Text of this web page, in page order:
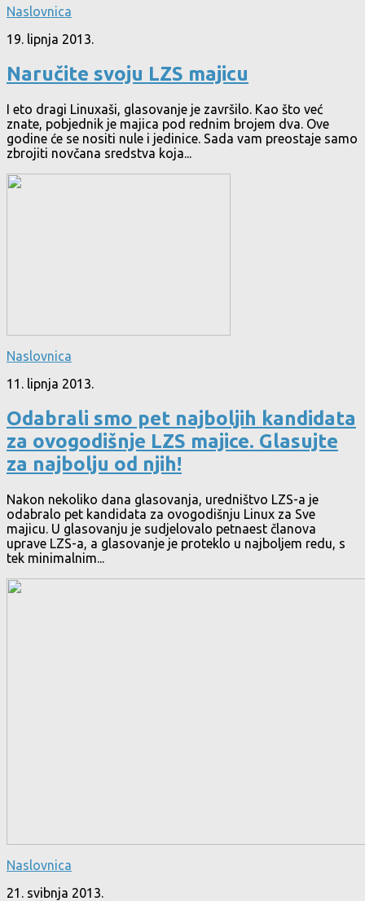
Naslovnica
19. lipnja 2013.
Naručite svoju LZS majicu
I eto dragi Linuxaši, glasovanje je završilo. Kao što već
znate, pobjednik je majica pod rednim brojem dva. Ove
godine će se nositi nule i jedinice. Sada vam preostaje samo
zbrojiti novčana sredstva koja...
Naslovnica
11. lipnja 2013.
Odabrali smo pet najboljih kandidata
za ovogodišnje LZS majice. Glasujte
za najbolju od njih!
Nakon nekoliko dana glasovanja, uredništvo LZS-a je
odabralo pet kandidata za ovogodišnju Linux za Sve
majicu. U glasovanju je sudjelovalo petnaest članova
uprave LZS-a, a glasovanje je proteklo u najboljem redu, s
tek minimalnim...
Naslovnica
21. svibnja 2013.